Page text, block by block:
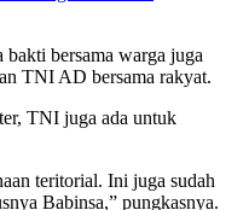
bersama warga juga
TNI AD bersama rakyat.
TNI juga ada untuk
teritorial. Ini juga sudah
Babinsa,” pungkasnya.